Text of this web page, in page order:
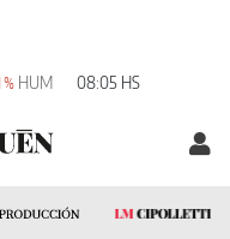
HUM 08:05 HS